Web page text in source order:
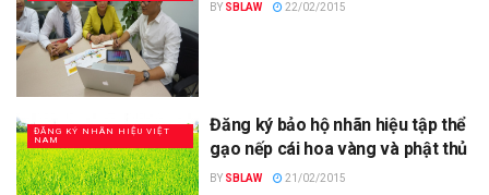
BY SBLAW 22/02/2015
ĐĂNG KÝ NHÃN HIỆU VIỆT
NAM
Đăng ký bảo hộ nhãn hiệu tập thể
gạo nếp cái hoa vàng và phật thủ
BY SBLAW 21/02/2015